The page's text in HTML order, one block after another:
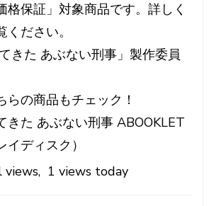
格保証」対象商品です。詳しく
ださい。
きた あぶない刑事」製作委員
らの商品もチェック！
きた あぶない刑事 ABOOKLET
ディスク）
1 views today